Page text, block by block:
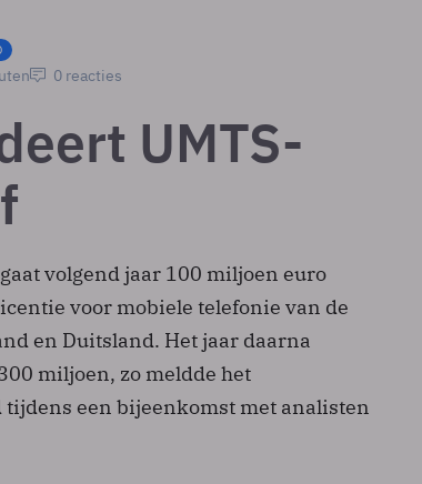
0 reacties
UMTS-
volgend jaar 100 miljoen euro
voor mobiele telefonie van de
en Duitsland. Het jaar daarna
miljoen, zo meldde het
een bijeenkomst met analisten